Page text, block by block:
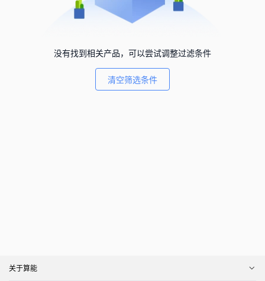
没有找到相关产品，可以尝试调整过滤条件
清空筛选条件
关于算能